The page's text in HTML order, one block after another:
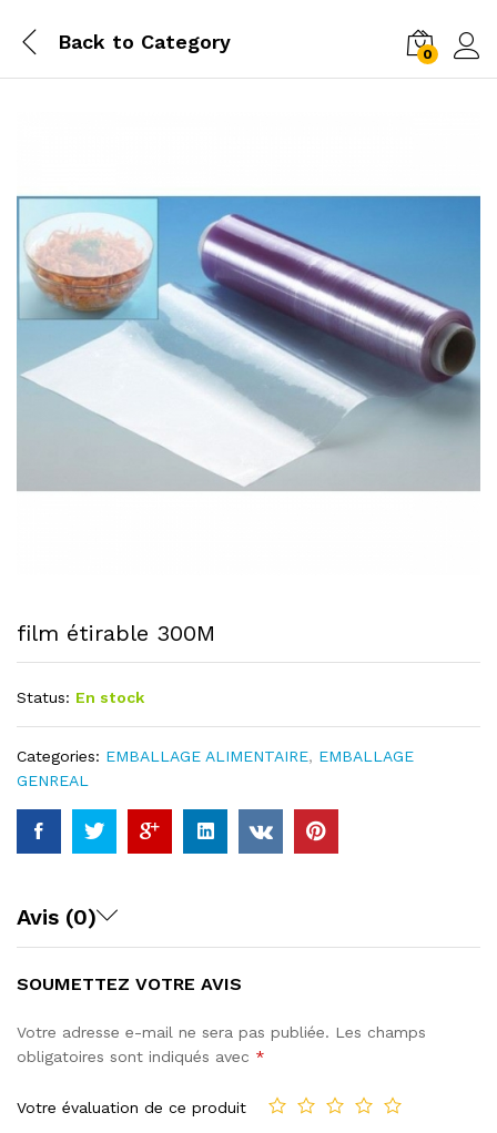
Back to Category
0
film étirable 300M
Status: En stock
Categories: EMBALLAGE ALIMENTAIRE, EMBALLAGE
GENREAL
Avis (0)
SOUMETTEZ VOTRE AVIS
Votre adresse e-mail ne sera pas publiée. Les champs
obligatoires sont indiqués avec *
Votre évaluation de ce produit